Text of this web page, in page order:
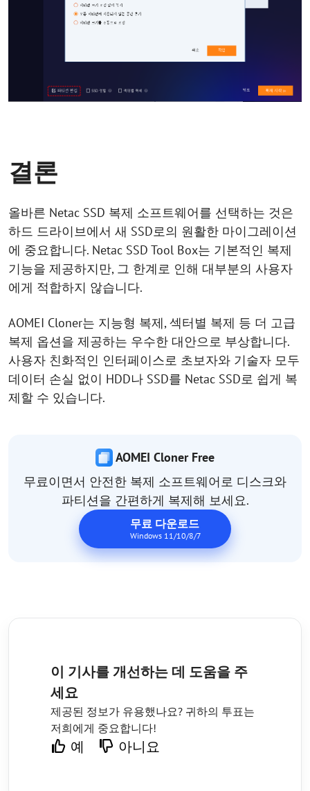
결론
올바른 Netac SSD 복제 소프트웨어를 선택하는 것은
하드 드라이브에서 새 SSD로의 원활한 마이그레이션
에 중요합니다. Netac SSD Tool Box는 기본적인 복제
기능을 제공하지만, 그 한계로 인해 대부분의 사용자
에게 적합하지 않습니다.
AOMEI Cloner는 지능형 복제, 섹터별 복제 등 더 고급
복제 옵션을 제공하는 우수한 대안으로 부상합니다.
사용자 친화적인 인터페이스로 초보자와 기술자 모두
데이터 손실 없이 HDD나 SSD를 Netac SSD로 쉽게 복
제할 수 있습니다.
AOMEI Cloner Free
무료이면서 안전한 복제 소프트웨어로 디스크와
파티션을 간편하게 복제해 보세요.
무료 다운로드
Windows 11/10/8/7
이 기사를 개선하는 데 도움을 주
세요
제공된 정보가 유용했나요? 귀하의 투표는
저희에게 중요합니다!
예 아니요